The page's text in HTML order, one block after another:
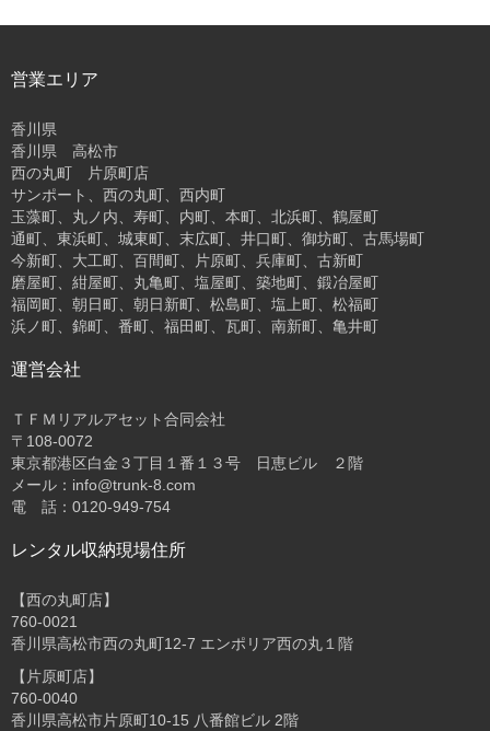
営業エリア
香川県
香川県 高松市
西の丸町 片原町店
サンポート、西の丸町、西内町
玉藻町、丸ノ内、寿町、内町、本町、北浜町、鶴屋町
通町、東浜町、城東町、末広町、井口町、御坊町、古馬場町
今新町、大工町、百間町、片原町、兵庫町、古新町
磨屋町、紺屋町、丸亀町、塩屋町、築地町、鍛冶屋町
福岡町、朝日町、朝日新町、松島町、塩上町、松福町
浜ノ町、錦町、番町、福田町、瓦町、南新町、亀井町
運営会社
ＴＦＭリアルアセット合同会社
〒108-0072
東京都港区白金３丁目１番１３号 日恵ビル ２階
メール：info@trunk-8.com
電 話：0120-949-754
レンタル収納現場住所
【西の丸町店】
760-0021
香川県高松市西の丸町12-7 エンポリア西の丸１階
【片原町店】
760-0040
香川県高松市片原町10-15 八番館ビル 2階